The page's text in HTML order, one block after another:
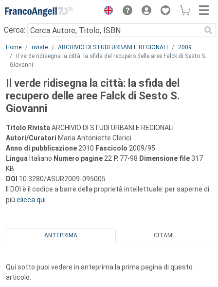
Menu
Cerca:
Main content
Home riviste ARCHIVIO DI STUDI URBANI E REGIONALI
2009
Il verde ridisegna la città: la sfida del recupero delle aree Falck di Sesto S.
Giovanni
Il verde ridisegna la città: la sfida del
recupero delle aree Falck di Sesto S.
Giovanni
Titolo Rivista ARCHIVIO DI STUDI URBANI E REGIONALI
Autori/Curatori Maria Antoniette Clerici
Anno di pubblicazione 2010 Fascicolo 2009/95
Lingua Italiano Numero pagine 22 P. 77-98 Dimensione file 317
KB
DOI 10.3280/ASUR2009-095005
Il DOI è il codice a barre della proprietà intellettuale: per saperne di
più clicca qui
ANTEPRIMA CITAMI
Qui sotto puoi vedere in anteprima la prima pagina di questo
articolo.